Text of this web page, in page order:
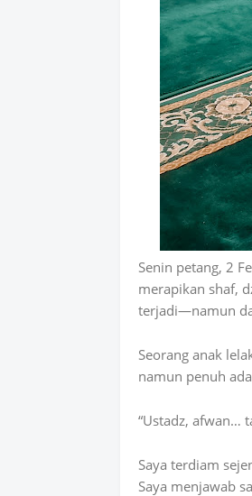
Senin petang, 2
merapikan shaf,
terjadi—namun
Seorang anak
namun penuh
“Ustadz, afwan…
Saya terdiam
Saya menjawab